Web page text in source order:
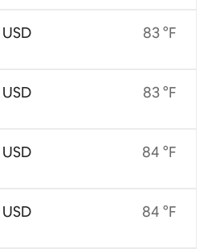
83 °F
83 °F
84 °F
84 °F